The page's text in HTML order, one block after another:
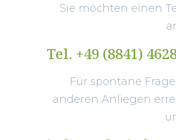
Sie möchten einen
Tel. +49 (8841)
Für spontane
anderen Anliegen